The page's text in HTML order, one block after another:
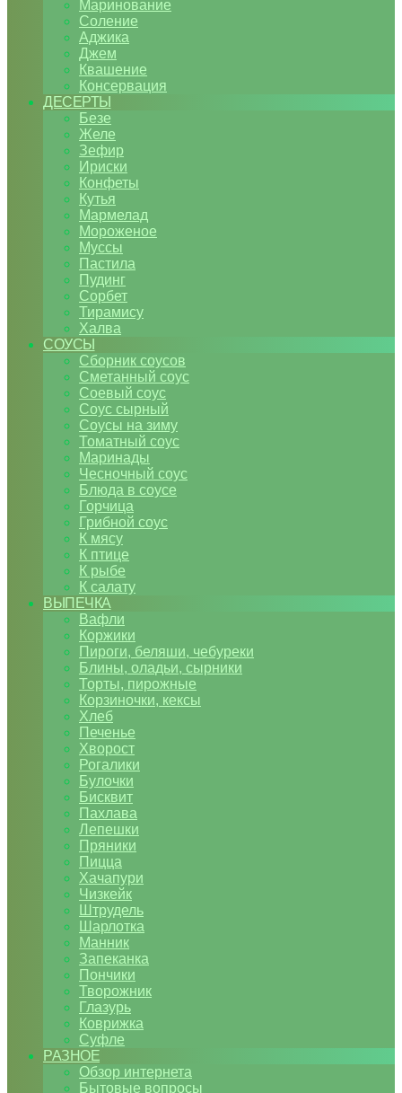
Маринование
Соление
Аджика
Джем
Квашение
Консервация
ДЕСЕРТЫ
Безе
Желе
Зефир
Ириски
Конфеты
Кутья
Мармелад
Мороженое
Муссы
Пастила
Пудинг
Сорбет
Тирамису
Халва
СОУСЫ
Сборник соусов
Сметанный соус
Соевый соус
Соус сырный
Соусы на зиму
Томатный соус
Маринады
Чесночный соус
Блюда в соусе
Горчица
Грибной соус
К мясу
К птице
К рыбе
К салату
ВЫПЕЧКА
Вафли
Коржики
Пироги, беляши, чебуреки
Блины, оладьи, сырники
Торты, пирожные
Корзиночки, кексы
Хлеб
Печенье
Хворост
Рогалики
Булочки
Бисквит
Пахлава
Лепешки
Пряники
Пицца
Хачапури
Чизкейк
Штрудель
Шарлотка
Манник
Запеканка
Пончики
Творожник
Глазурь
Коврижка
Суфле
РАЗНОЕ
Обзор интернета
Бытовые вопросы